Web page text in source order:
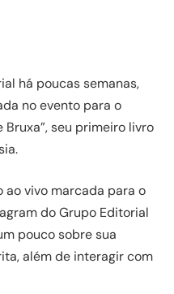
há poucas semanas,
no evento para o
seu primeiro livro
ao vivo marcada para o
do Grupo Editorial
pouco sobre sua
além de interagir com